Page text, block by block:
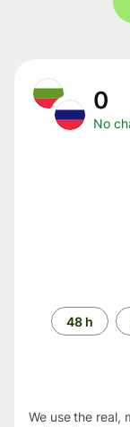
0
No
Time
period
48 h
We use the real,